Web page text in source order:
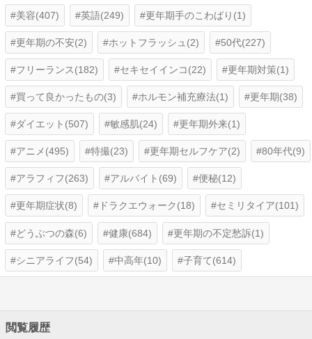
美容(407) 英語(249) 更年期手のこわばり(1)
更年期の不安(2) ホットフラッシュ(2) 50代(227)
フリーランス(182) セキセイインコ(22) 更年期対策(1)
買って良かったもの(3) ホルモン補充療法(1) 更年期(38)
ダイエット(507) 敏感肌(24) 更年期外来(1)
アニメ(495) 特撮(23) 更年期セルフケア(2) 80年代(9)
アラフィフ(263) アルバイト(69) 便秘(12)
更年期症状(8) ドラクエウォーク(18) セミリタイア(101)
どうぶつの森(6) 健康(684) 更年期の不定愁訴(1)
シニアライフ(54) 中高年(10) 子育て(614)
閲覧履歴